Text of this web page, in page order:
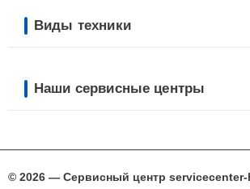
Виды техники
Наши сервисные центры
© 2026 — Сервисный центр servicecenter-